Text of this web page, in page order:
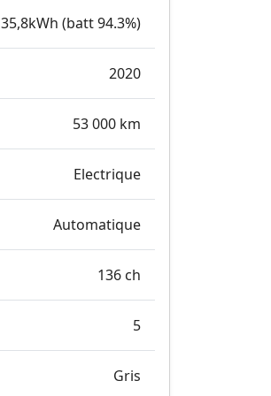
35,8kWh (batt 94.3%)
2020
53 000 km
Electrique
Automatique
136 ch
5
Gris